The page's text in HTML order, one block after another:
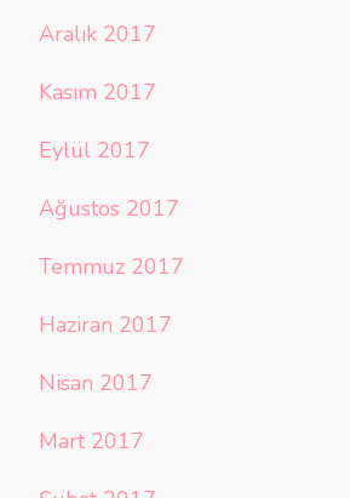
Aralık 2017
Kasım 2017
Eylül 2017
Ağustos 2017
Temmuz 2017
Haziran 2017
Nisan 2017
Mart 2017